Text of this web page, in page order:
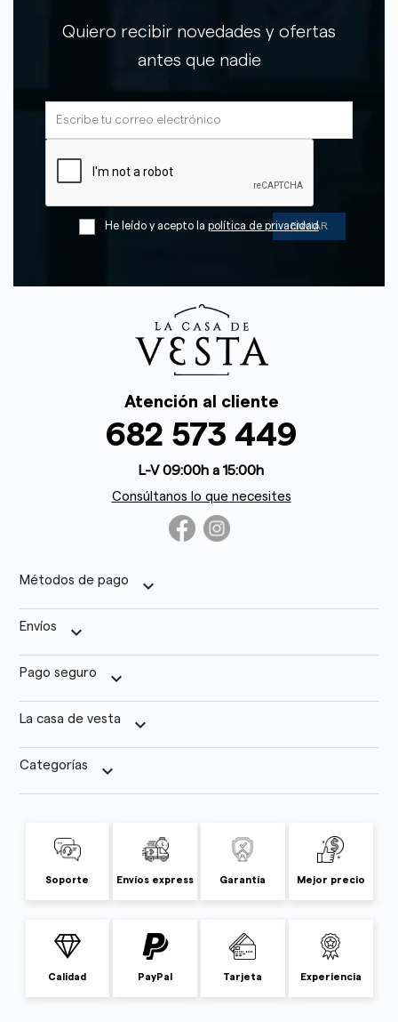
Quiero recibir novedades y ofertas
antes que nadie
He leído y acepto la política de privacidad
Atención al cliente
682 573 449
L-V 09:00h a 15:00h
Consúltanos lo que necesites
Métodos de pago keyboard_arrow_down
Envíos keyboard_arrow_down
Pago seguro keyboard_arrow_down
La casa de vesta keyboard_arrow_down
Categorías keyboard_arrow_down
Soporte Envíos express Garantía Mejor precio
Calidad PayPal Tarjeta Experiencia